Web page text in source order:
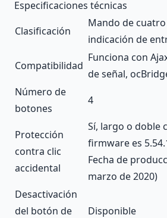
Especificaciones técnicas
Clasificación
Mando de
indicación de
Compatibilidad
Funciona con
de señal,
Número de
botones
4
Protección
contra clic
accidental
Sí, largo o doble
firmware es
Fecha de
marzo de 2020)
Desactivación
del botón de
Disponible